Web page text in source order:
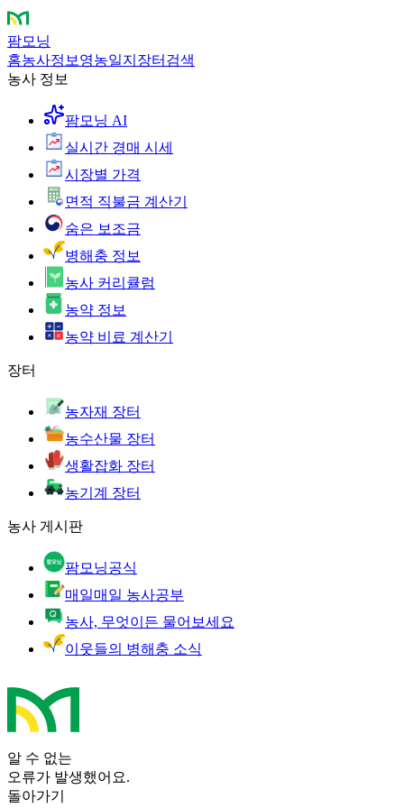
팜모닝
홈농사정보 영농일지 장터 검색
농사 정보
팜모닝 AI
실시간 경매 시세
시장별 가격
면적 직불금 계산기
숨은 보조금
병해충 정보
농사 커리큘럼
농약 정보
농약 비료 계산기
장터
농자재 장터
농수산물 장터
생활잡화 장터
농기계 장터
농사 게시판
팜모닝공식
매일매일 농사공부
농사, 무엇이든 물어보세요
이웃들의 병해충 소식
알 수 없는
오류가 발생했어요.
돌아가기